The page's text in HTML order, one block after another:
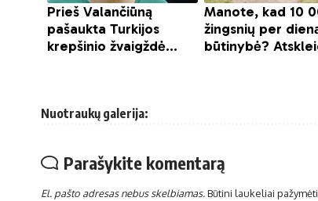
Nuotraukų galerija:
Parašykite komentarą
El. pašto adresas nebus skelbiamas.Būtini laukeliai pažymėti